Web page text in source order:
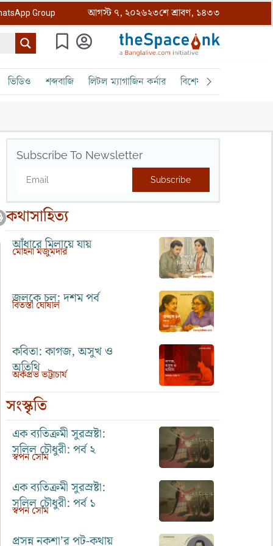
Group আগস্ট ৭, ২০২৬২৩শে শ্রাবণ, ১৪৩৩
ভিডিও শব্দবাজি লিটল ম্যাগাজিন কর্নার বিশেষ ক্রোড়পত্র
Subscribe To Newsletter
Subscribe
কথাসাহিত্য
আঁধারে মিলায়ে যায়
মোহনা মজুমদার
জলকে চল: দশম পর্ব
বিতস্তা ঘোষাল
কবিতা: কাগজ, অসুখ ও
অতিথি
অর্কপ্রভ ভট্টাচার্য
সংস্কৃতি
এক ব্যতিক্রমী সুরস্রষ্টা:
সলিল চৌধুরী: পর্ব ২
স্বপন সোম
এক ব্যতিক্রমী সুরস্রষ্টা:
সলিল চৌধুরী: পর্ব ১
স্বপন সোম
প্রসন্ন নকশা’র পট-কথায়